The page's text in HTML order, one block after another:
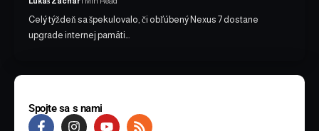
Celý týždeň sa špekulovalo, či obľúbený Nexus 7 dostane
upgrade internej pamäti…
Spojte sa s nami